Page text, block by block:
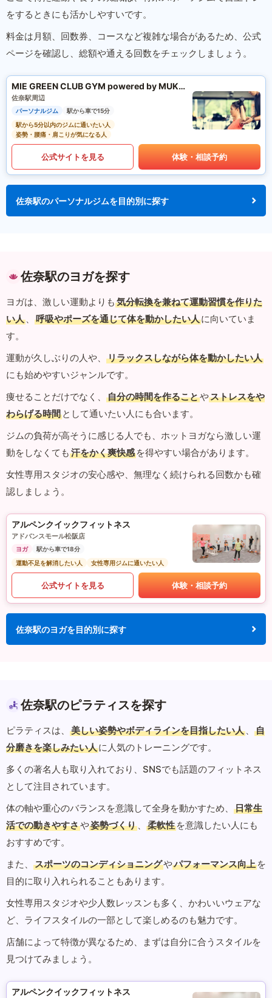
をするときにも活かしやすいです。
料金は月額、回数券、コースなど複雑な場合があるため、公式
ページを確認し、総額や通える回数をチェックしましょう。
MIE GREEN CLUB GYM powered by MUKTA
佐奈駅周辺
パーソナルジム
駅から車で15分
駅から5分以内のジムに通いたい人
姿勢・腰痛・肩こりが気になる人
公式サイトを見る 体験・相談予約
佐奈駅のパーソナルジムを目的別に探す
佐奈駅のヨガを探す
ヨガは、激しい運動よりも 気分転換を兼ねて運動習慣を作りた
い人 、 呼吸やポーズを通じて体を動かしたい人に向いていま
す。
運動が久しぶりの人や、
リラックスしながら体を動かしたい人
にも始めやすいジャンルです。
痩せることだけでなく、
自分の時間を作ることやストレスをや
わらげる時間 として通いたい人にも合います。
ジムの負荷が高そうに感じる人でも、ホットヨガなら激しい運
動をしなくても 汗をかく爽快感 を得やすい場合があります。
女性専用スタジオの安心感や、無理なく続けられる回数かも確
認しましょう。
アルペンクイックフィットネス
アドバンスモール松阪店
ヨガ
駅から車で18分
運動不足を解消したい人
女性専用ジムに通いたい人
公式サイトを見る 体験・相談予約
佐奈駅のヨガを目的別に探す
佐奈駅のピラティスを探す
ピラティスは、 美しい姿勢やボディラインを目指したい人 、
自
分磨きを楽しみたい人に人気のトレーニングです。
多くの著名人も取り入れており、SNSでも話題のフィットネス
として注目されています。
体の軸や重心のバランスを意識して全身を動かすため、
日常生
活での動きやすさや姿勢づくり 、 柔軟性 を意識したい人にも
おすすめです。
また、
スポーツのコンディショニングやパフォーマンス向上 を
目的に取り入れられることもあります。
女性専用スタジオや少人数レッスンも多く、かわいいウェアな
ど、ライフスタイルの一部として楽しめるのも魅力です。
店舗によって特徴が異なるため、まずは自分に合うスタイルを
見つけてみましょう。
アルペンクイックフィットネス